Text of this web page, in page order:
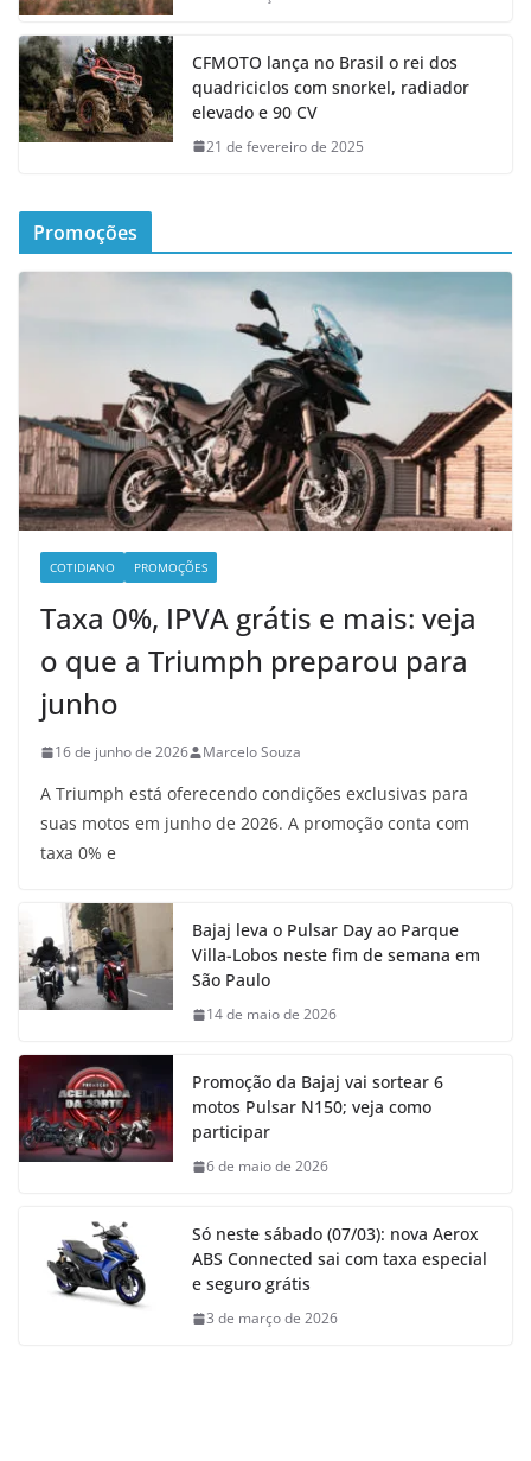
CFMOTO lança no Brasil o rei dos
quadriciclos com snorkel, radiador
elevado e 90 CV
21 de fevereiro de 2025
Promoções
COTIDIANO PROMOÇÕES
Taxa 0%, IPVA grátis e mais: veja
o que a Triumph preparou para
junho
16 de junho de 2026 Marcelo Souza
A Triumph está oferecendo condições exclusivas para
suas motos em junho de 2026. A promoção conta com
taxa 0% e
Bajaj leva o Pulsar Day ao Parque
Villa-Lobos neste fim de semana em
São Paulo
14 de maio de 2026
Promoção da Bajaj vai sortear 6
motos Pulsar N150; veja como
participar
6 de maio de 2026
Só neste sábado (07/03): nova Aerox
ABS Connected sai com taxa especial
e seguro grátis
3 de março de 2026